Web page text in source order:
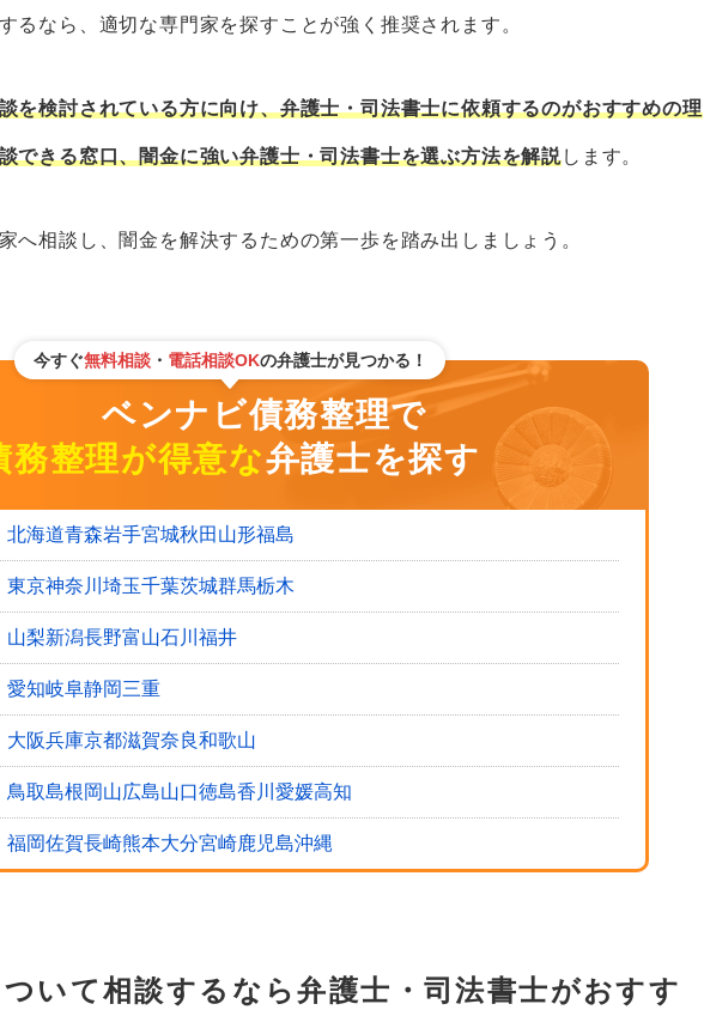
良いか確認する
｜初回相談無料・電話相談OKの弁護士が見つかる
総合相談センター
債務相談窓口
所・区役所などの自治体の多重債務者相談窓口
相談窓口
・司法書士に相談・依頼するデメリットはあるの？
済む
取り立てが直接くることがなくなる
に関しても、あなたの状況にあった提案をしてくれる
闇金を相談するならベンナビがおすすめ
るなら、適切な専門家を探すことが強く推奨されます。
を検討されている方に向け、弁護士・司法書士に依頼するのがおすすめの理
できる窓口、闇金に強い弁護士・司法書士を選ぶ方法を解説します。
へ相談し、闇金を解決するための第一歩を踏み出しましょう。
今すぐ無料相談・ 電話相談OKの弁護士が見つかる！
ベンナビ債務整理で
務整理が得意な弁護士を探す
北海道青森岩手宮城秋田 山形福島
東京神奈川 埼玉千葉茨城群馬栃木
山梨新潟長野富山石川 福井
愛知岐阜静岡三重
大阪兵庫京都滋賀奈良和歌山
鳥取島根岡山広島山口徳島香川 愛媛高知
福岡佐賀長崎熊本大分宮崎鹿児島沖縄
いて相談するなら弁護士・司法書士がおすす